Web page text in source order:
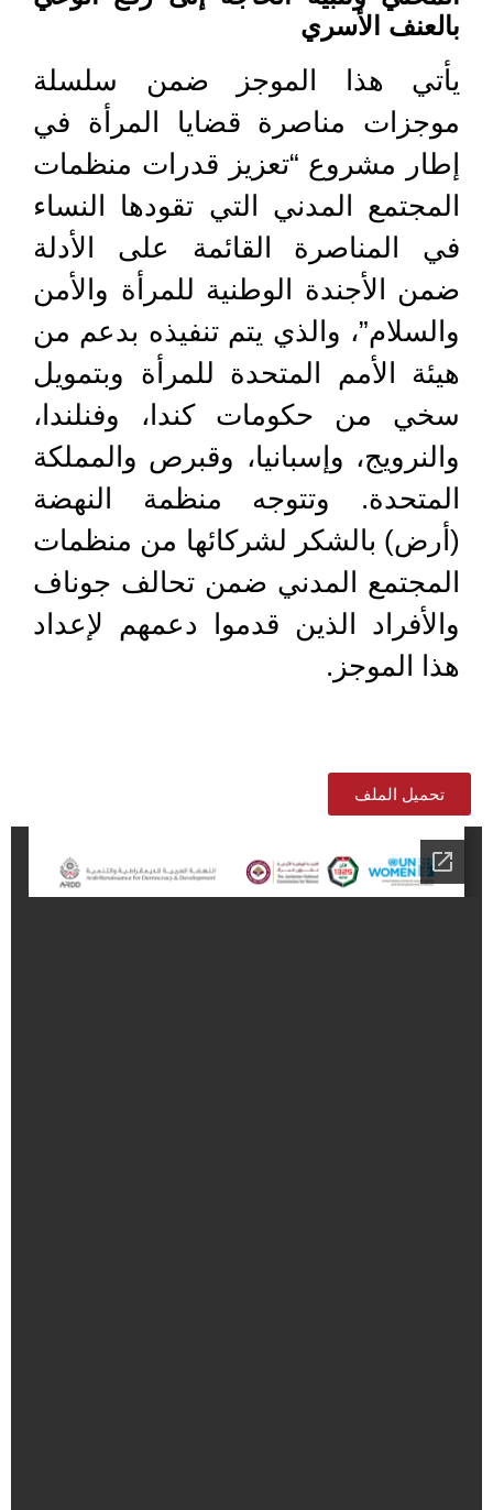
بالعنف الأسري
يأتي هذا الموجز ضمن سلسلة
موجزات مناصرة قضايا المرأة في
إطار مشروع “تعزيز قدرات منظمات
المجتمع المدني التي تقودها النساء
في المناصرة القائمة على الأدلة
ضمن الأجندة الوطنية للمرأة والأمن
والسلام”، والذي يتم تنفيذه بدعم من
هيئة الأمم المتحدة للمرأة وبتمويل
سخي من حكومات كندا، وفنلندا،
والنرويج، وإسبانيا، وقبرص والمملكة
المتحدة. وتتوجه منظمة النهضة
(أرض) بالشكر لشركائها من منظمات
المجتمع المدني ضمن تحالف جوناف
والأفراد الذين قدموا دعمهم لإعداد
هذا الموجز.
تحميل الملف